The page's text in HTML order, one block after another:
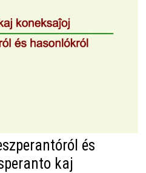
és
kaj